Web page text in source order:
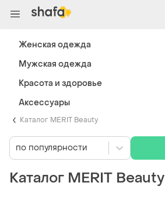
Каталог MERIT Beauty
Каталог MERIT Beauty
по популярности
Женская одежда
Мужская одежда
Красота и здоровье
Аксессуары